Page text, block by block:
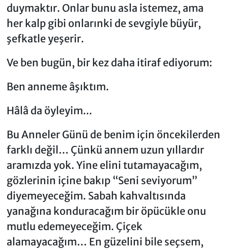
duymaktır. Onlar bunu asla istemez, ama
her kalp gibi onlarınki de sevgiyle büyür,
şefkatle yeşerir.
Ve ben bugün, bir kez daha itiraf ediyorum:
Ben anneme âşıktım.
Hâlâ da öyleyim...
Bu Anneler Günü de benim için öncekilerden
farklı değil… Çünkü annem uzun yıllardır
aramızda yok. Yine elini tutamayacağım,
gözlerinin içine bakıp “Seni seviyorum”
diyemeyeceğim. Sabah kahvaltısında
yanağına konduracağım bir öpücükle onu
mutlu edemeyeceğim. Çiçek
alamayacağım… En güzelini bile seçsem,